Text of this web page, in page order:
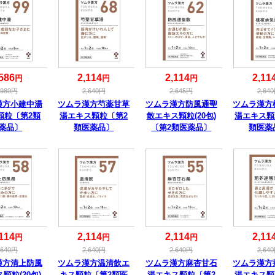
円
円
方小建中湯
粒〔第2類
品〕
2,114円
2,640円
ツムラ漢方芍薬甘草
湯エキス顆粒〔第2
類医薬品〕
2,114円
2,645円
ツムラ漢方防風通聖
散エキス顆粒(20包)
〔第2類医薬品〕
2,640
ツムラ漢方
湯エキス
類医薬
円
円
方清上防風
2,114円
2,640円
ツムラ漢方温清飲エ
2,114円
2,640円
ツムラ漢方麻杏甘石
2,640
ツムラ漢方